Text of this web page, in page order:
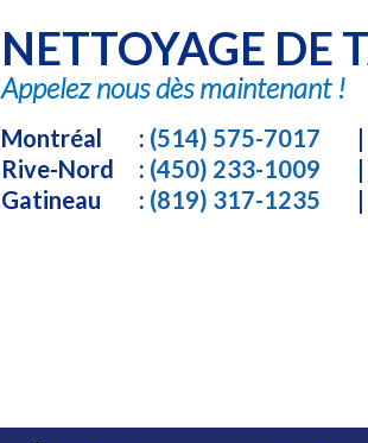
NETTOYAGE DE
Appelez nous dès maintenant !
Montréal : (514) 575-7017
Rive-Nord
: (450) 233-1009
Gatineau
: (819) 317-1235